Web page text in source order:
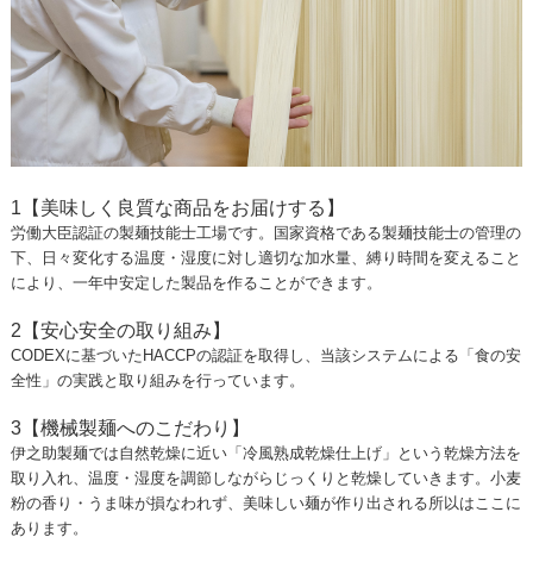
1【美味しく良質な商品をお届けする】
労働大臣認証の製麺技能士工場です。国家資格である製麺技能士の管理の
下、日々変化する温度・湿度に対し適切な加水量、縛り時間を変えること
により、一年中安定した製品を作ることができます。
2【安心安全の取り組み】
CODEXに基づいたHACCPの認証を取得し、当該システムによる「食の安
全性」の実践と取り組みを行っています。
3【機械製麺へのこだわり】
伊之助製麺では自然乾燥に近い「冷風熟成乾燥仕上げ」という乾燥方法を
取り入れ、温度・湿度を調節しながらじっくりと乾燥していきます。小麦
粉の香り・うま味が損なわれず、美味しい麺が作り出される所以はここに
あります。